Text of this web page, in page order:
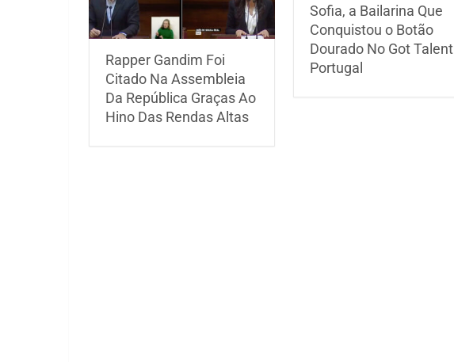
Rapper Gandim Foi
Citado Na Assembleia
Da República Graças Ao
Hino Das Rendas Altas
Sofia, a Bailarina Que
Conquistou o Botão
Dourado No Got Talent
Portugal